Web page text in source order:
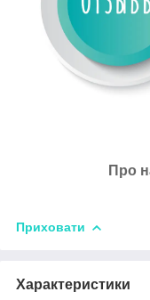
Про
Приховати
Характеристики